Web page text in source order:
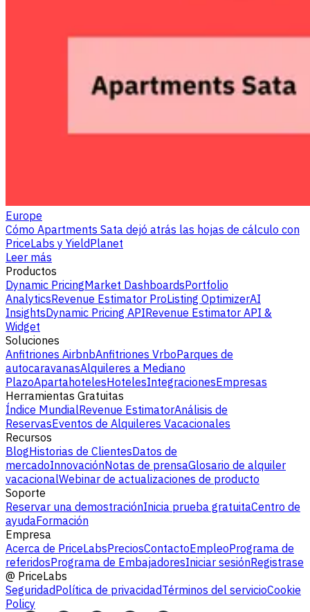
Europe
Cómo Apartments Sata dejó atrás las hojas de cálculo con
PriceLabs y YieldPlanet
Leer más
Productos
Dynamic PricingMarket DashboardsPortfolio
AnalyticsRevenue Estimator ProListing OptimizerAI
InsightsDynamic Pricing APIRevenue Estimator API &
Widget
Soluciones
Anfitriones AirbnbAnfitriones VrboParques de
autocaravanasAlquileres a Mediano
PlazoApartahotelesHotelesIntegracionesEmpresas
Herramientas Gratuitas
Índice MundialRevenue EstimatorAnálisis de
ReservasEventos de Alquileres Vacacionales
Recursos
BlogHistorias de ClientesDatos de
mercadoInnovaciónNotas de prensaGlosario de alquiler
vacacionalWebinar de actualizaciones de producto
Soporte
Reservar una demostraciónInicia prueba gratuitaCentro de
ayudaFormación
Empresa
Acerca de PriceLabsPreciosContactoEmpleoPrograma de
referidosPrograma de EmbajadoresIniciar sesiónRegistrase
@ PriceLabs
SeguridadPolítica de privacidadTérminos del servicioCookie
Policy